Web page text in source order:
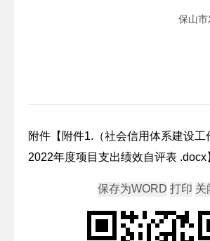
保山市
附件【 附件1.（社会信用体系建设工
2022年度项目支出绩效自评表 .docx